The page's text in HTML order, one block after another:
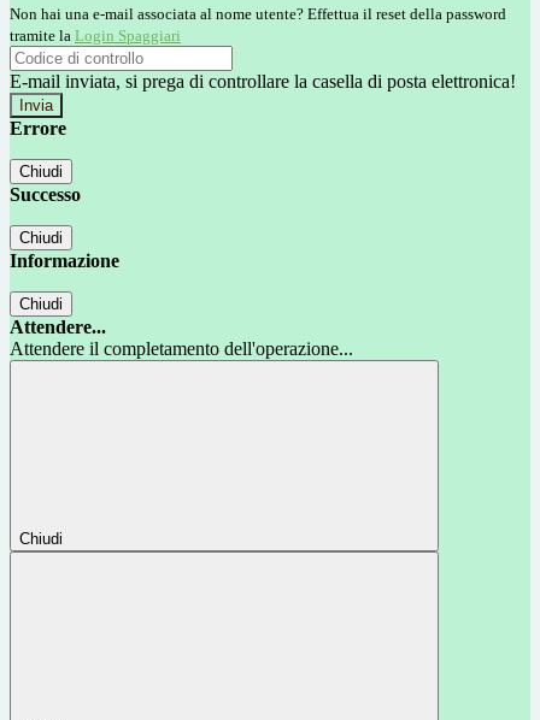
Non hai una e-mail associata al nome utente? Effettua il reset della password
tramite la Login Spaggiari
E-mail inviata, si prega di controllare la casella di posta elettronica!
Errore
Chiudi
Successo
Chiudi
Informazione
Chiudi
Attendere...
Attendere il completamento dell'operazione...
Chiudi